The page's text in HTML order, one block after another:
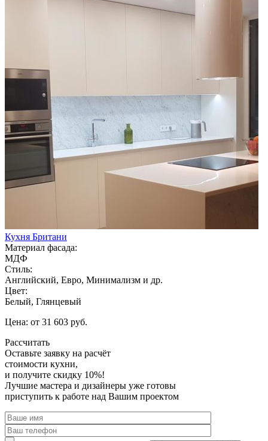
Кухня Британи
Материал фасада:
МДФ
Стиль:
Английский, Евро, Минимализм и др.
Цвет:
Белый, Глянцевый
Цена: от 31 603 руб.
Рассчитать
Оставьте заявку на расчёт
стоимости кухни,
и получите скидку 10%!
Лучшие мастера и дизайнеры уже готовы
приступить к работе над Вашим проектом